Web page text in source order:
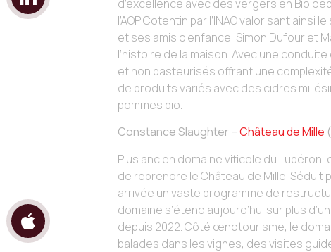
d’excellence avec des vergers en Bio
l’AOP Cotentin par l’INAO valorisant
et ses amis d’enfance, Simon Dufour et
l’histoire de la maison. Avec une
et non pasteurisés offrant une
de produits variés avec des cidres
pommes bio.
Constance Slaughter –Château de Mille
Plus ancien domaine viticole du
de reprendre le Château de Mille.
arrivée un vaste programme de
domaine s’étend aujourd’hui sur plus
depuis 2022. Côté œnotourisme, le
balades dans les vignes, des visites